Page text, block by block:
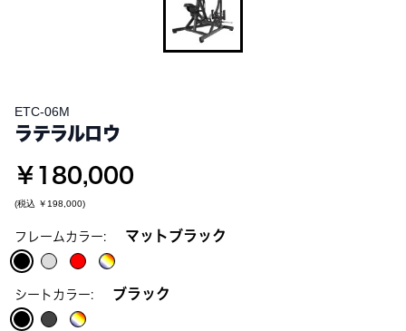
ETC-06M
ラテラルロウ
￥180,000
(税込 ￥198,000)
フレームカラー: マットブラック
シートカラー: ブラック